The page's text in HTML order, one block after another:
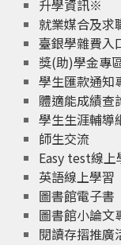
升學資訊※
就業媒合及求
臺銀學雜費入
獎(助)學金專
學生匯款通知
體適能成績查
學生生涯輔導
師生交流
Easy test線上
英語線上學習
圖書館電子書
圖書館小論文
閱讀存摺推廣